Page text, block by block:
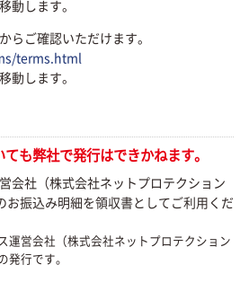
動します。
らご確認いただけます。
terms.html
動します。
も弊社で発行はできかねます。
会社（株式会社ネットプロテクション
お振込み明細を領収書としてご利用くだ
運営会社（株式会社ネットプロテクション
発行です。